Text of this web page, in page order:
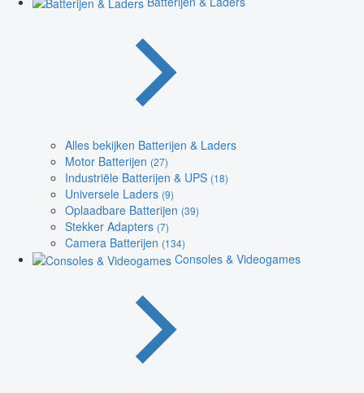
Alles bekijken Batterijen & Laders
Motor Batterijen (27)
Industriële Batterijen & UPS (18)
Universele Laders (9)
Oplaadbare Batterijen (39)
Stekker Adapters (7)
Camera Batterijen (134)
Consoles & Videogames